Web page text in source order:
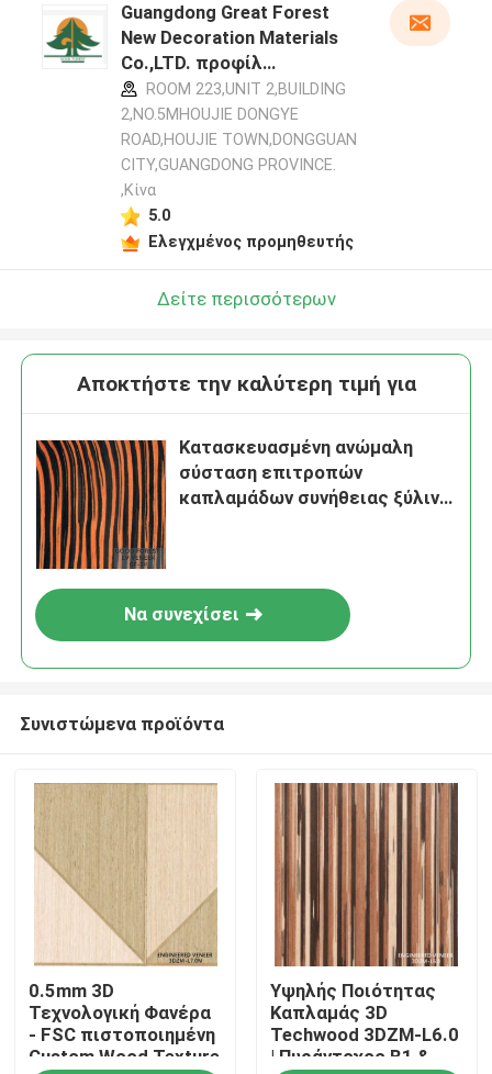
Προϊόντα
Σχετικά με εμάς
Guangdong Great Forest
New Decoration Materials
Co.,LTD. προφίλ
κατασκευαστή
ROOM 223,UNIT 2,BUILDING
2,NO.5MHOUJIE DONGYE
ROAD,HOUJIE TOWN,DONGGUAN
CITY,GUANGDONG PROVINCE.
,Κίνα
5.0
Ελεγχμένος προμηθευτής
Δείτε περισσότερων
Αποκτήστε την καλύτερη τιμή για
Κατασκευασμένη ανώμαλη
σύσταση επιτροπών
καπλαμάδων συνήθειας ξύλινη
Να συνεχίσει
Συνιστώμενα προϊόντα
0.5mm 3D
Τεχνολογική Φανέρα
- FSC πιστοποιημένη
Custom Wood Texture
Υψηλής Ποιότητας
Καπλαμάς 3D
Techwood 3DZM-L6.0
| Πυράντοχος B1 &